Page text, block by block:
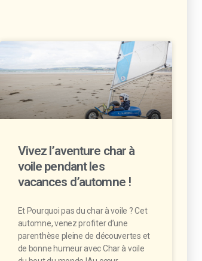
Vivez l’aventure char à
voile pendant les
vacances d’automne !
Et Pourquoi pas du char à voile ? Cet
automne, venez profiter d’une
parenthèse pleine de découvertes et
de bonne humeur avec Char à voile